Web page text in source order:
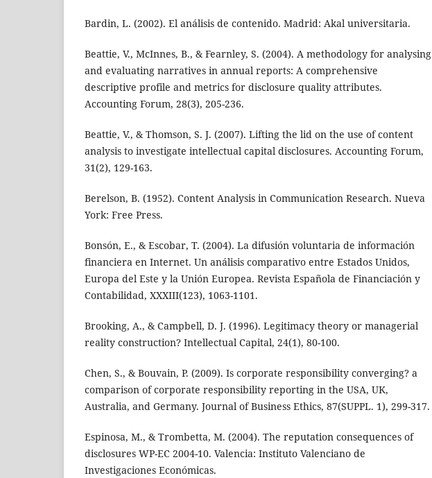
Bardin, L. (2002). El análisis de contenido. Madrid: Akal universitaria.
Beattie, V., McInnes, B., & Fearnley, S. (2004). A methodology for analysing
and evaluating narratives in annual reports: A comprehensive
descriptive profile and metrics for disclosure quality attributes.
Accounting Forum, 28(3), 205-236.
Beattie, V., & Thomson, S. J. (2007). Lifting the lid on the use of content
analysis to investigate intellectual capital disclosures. Accounting Forum,
31(2), 129-163.
Berelson, B. (1952). Content Analysis in Communication Research. Nueva
York: Free Press.
Bonsón, E., & Escobar, T. (2004). La difusión voluntaria de información
financiera en Internet. Un análisis comparativo entre Estados Unidos,
Europa del Este y la Unión Europea. Revista Española de Financiación y
Contabilidad, XXXIII(123), 1063-1101.
Brooking, A., & Campbell, D. J. (1996). Legitimacy theory or managerial
reality construction? Intellectual Capital, 24(1), 80-100.
Chen, S., & Bouvain, P. (2009). Is corporate responsibility converging? a
comparison of corporate responsibility reporting in the USA, UK,
Australia, and Germany. Journal of Business Ethics, 87(SUPPL. 1), 299-317.
Espinosa, M., & Trombetta, M. (2004). The reputation consequences of
disclosures WP-EC 2004-10. Valencia: Instituto Valenciano de
Investigaciones Económicas.